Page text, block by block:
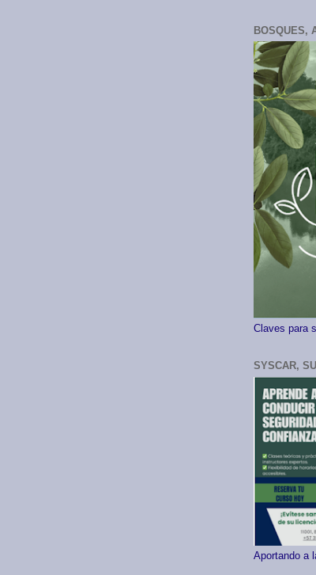
BOSQUES,
Claves para
SYSCAR,
Aportando a